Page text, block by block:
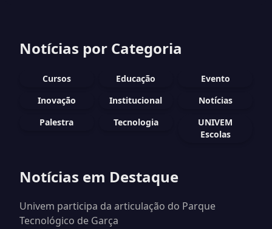
Notícias por Categoria
Cursos Educação
Evento
Inovação
Institucional
Notícias
Palestra
Tecnologia
UNIVEM
Escolas
Notícias em Destaque
Univem participa da articulação do Parque
Tecnológico de Garça